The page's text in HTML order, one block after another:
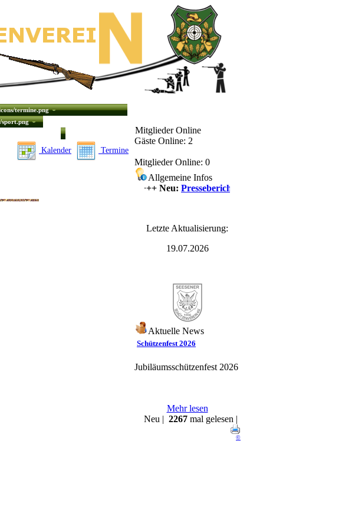
Kalender Termine
Mitglieder Online
Gäste Online: 2
Mitglieder Online: 0
Allgemeine Infos
++++ Neu:Presseberichte
Letzte Aktualisierung:
19.07.2026
Aktuelle News
Schützenfest 2026
Jubiläumsschützenfest 2026
Mehr lesen
Neu | 2267 mal gelesen |
©